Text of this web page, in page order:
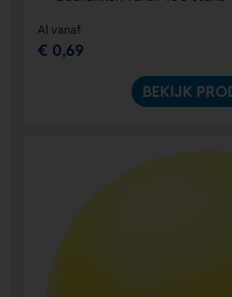
Al vanaf
€ 0,69
BEKIJK